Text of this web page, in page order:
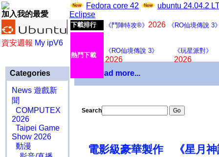
加入我的最愛
資安週報 My ipV6
Fedora core 42
ubuntu 24.04.2
Eclipse
下載排行 《鬥陣特攻®》 2026 《RO仙境傳說 3
熱門下載
《RO仙境傳說 3》
2026
《玩星派對》
2026
Categories
News 遊戲新
聞
COMPUTEX
2026
Taipei Game
Show 2026
動漫
Download more...
Search
電影級豪華製作 《星月